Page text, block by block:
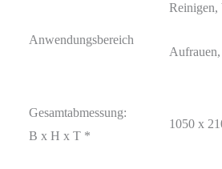
Anwendungsbereich
Reinigen,
Gesamtabmessung:
B x H x T *
1050 x